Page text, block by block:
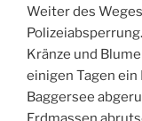
Weiter des
Kränze und
einigen Tagen
Baggersee